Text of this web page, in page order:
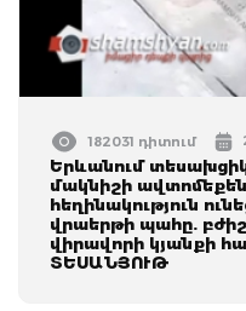
182031 դիտում
Երևանում
մակնիշի
հեղինակություն
վրաերթի պահը.
վիրավորի կյանքի
ՏԵՍԱՆՅՈՒԹ